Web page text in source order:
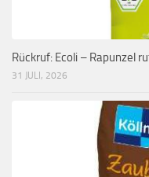
Rückruf: Ecoli – Rapunzel
31 JULI, 2026